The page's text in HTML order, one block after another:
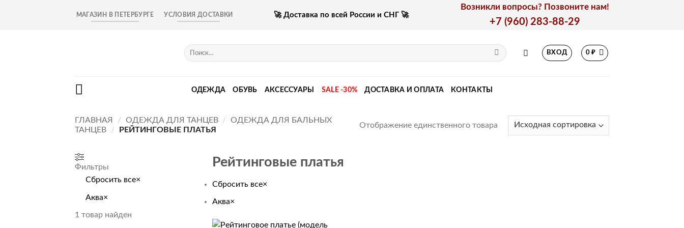
МАГАЗИН В ПЕТЕРБУРГЕ УСЛОВИЯ ДОСТАВКИ 🚀 Доставка по всей России и СНГ 🚀
Возникли вопросы? Позвоните нам!
+7 (960) 283-88-29
Искать:
ВХОД 0₽
ОДЕЖДА ОБУВЬ АКСЕССУАРЫ SALE -30% ДОСТАВКА И ОПЛАТА КОНТАКТЫ
ГЛАВНАЯ / ОДЕЖДА ДЛЯ ТАНЦЕВ /
ОДЕЖДА ДЛЯ БАЛЬНЫХ
ТАНЦЕВ
/ РЕЙТИНГОВЫЕ ПЛАТЬЯ
Отображение единственного товара
Фильтры
Сбросить все×
Аква×
1 товар найден
Рейтинговые платья
Сбросить все×
Аква×